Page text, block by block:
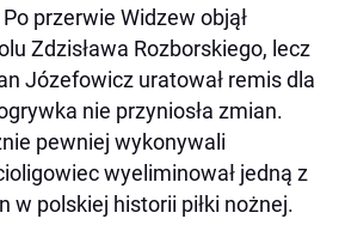
przerwie Widzew objął
Zdzisława Rozborskiego, lecz
Józefowicz uratował remis dla
nie przyniosła zmian.
pewniej wykonywali
wyeliminował jedną z
w polskiej historii piłki nożnej.